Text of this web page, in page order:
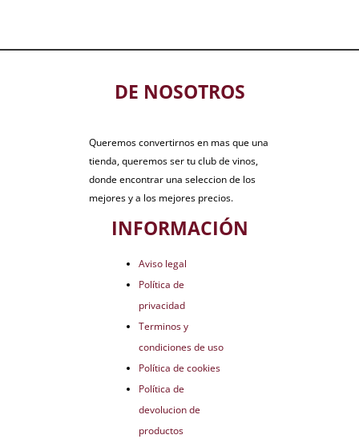
DE NOSOTROS
Queremos convertirnos en mas que una
tienda, queremos ser tu club de vinos,
donde encontrar una seleccion de los
mejores y a los mejores precios.
INFORMACIÓN
Aviso legal
Política de
privacidad
Terminos y
condiciones de uso
Política de cookies
Política de
devolucion de
productos